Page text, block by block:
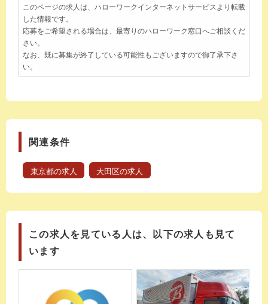
このページの求人は、ハローワークインターネットサービスより転載
した情報です。
応募をご希望される場合は、最寄りのハローワーク窓口へご相談くだ
さい。
なお、既に募集が終了している可能性もございますので御了承下さ
い。
関連条件
東京都の求人 大田区の求人
この求人を見ている人は、以下の求人も見て
います